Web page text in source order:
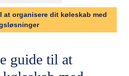
at organisere dit køleskab med
guide til at